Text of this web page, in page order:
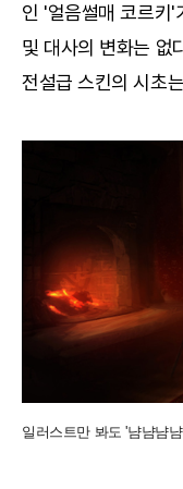
인 '얼음썰매 코르키'
및 대사의 변화는 없
전설급 스킨의 시초
일러스트만 봐도 '냠냠냠